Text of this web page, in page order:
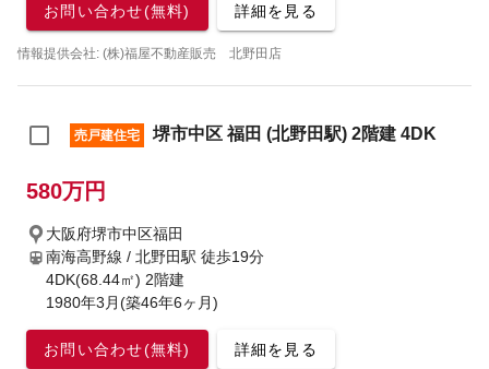
お問い合わせ(無料) 詳細を見る
情報提供会社: (株)福屋不動産販売 北野田店
売戸建住宅 堺市中区 福田 (北野田駅) 2階建 4DK
580万円
大阪府堺市中区福田
南海高野線 / 北野田駅 徒歩19分
4DK(68.44㎡) 2階建
1980年3月(築46年6ヶ月)
お問い合わせ(無料) 詳細を見る